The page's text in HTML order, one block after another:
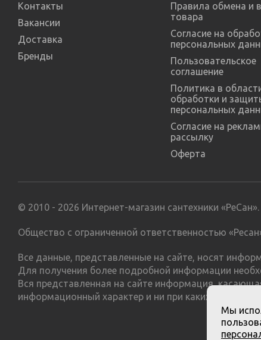
Контакты
Вакансии
Доставка
Бренды
Правила обмена и
товара
Согласие на
персональных
Пользовательское
соглашение
Политика в
обработки и
персональных
Согласие на
рассылку
Оферта
© 2010 - 2026 Интернет-магазин сантехники «РеСан».
Общество с ограниченной ответственностью
Все данные, представленные на сайте, носят
Для получения более подробной информации
Вся представленная на сайте информация,
информационный характер и ни при каких условиях
Мы